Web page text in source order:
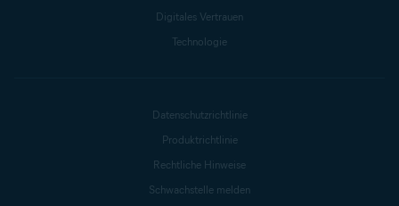
Digitales Vertrauen
Technologie
Datenschutzrichtlinie
Produktrichtlinie
Rechtliche Hinweise
Schwachstelle melden